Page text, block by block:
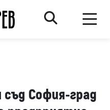
София-град